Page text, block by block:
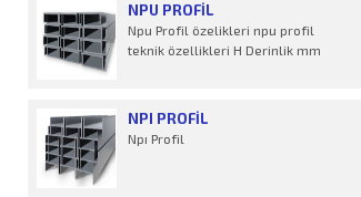
NPU PROFIL
Npu Profil özelikleri npu profil
teknik özellikleri H Derinlik mm
NPI PROFIL
Npı Profil